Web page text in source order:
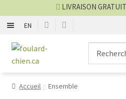
EN
Aller
à
navigation
Aller
au
LIVRAISON
ENSEMBLE
Accueil Ensemble